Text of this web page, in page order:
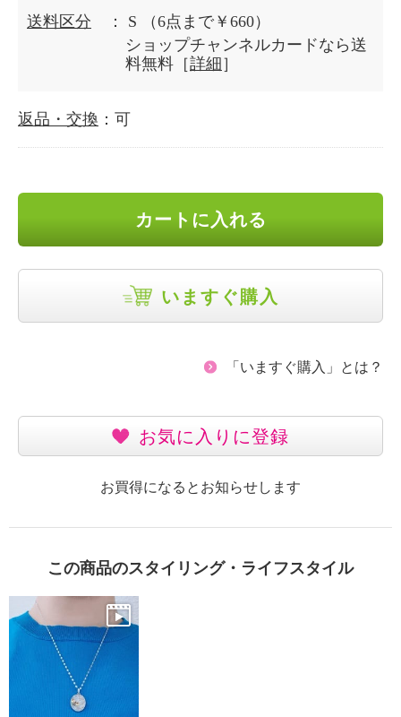
送料区分 ： S
（6点まで￥660）
ショップチャンネルカードなら送
料無料［詳細 ］
返品・交換 ：可
カートに入れる
いますぐ購入
「いますぐ購入」とは？
お気に入りに登録
お買得になるとお知らせします
この商品のスタイリング・ライフスタイル